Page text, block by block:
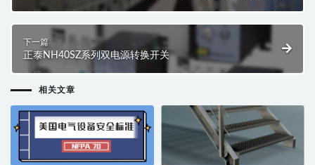
下一篇
正泰NH40SZ系列双电源转换开关
相关文章